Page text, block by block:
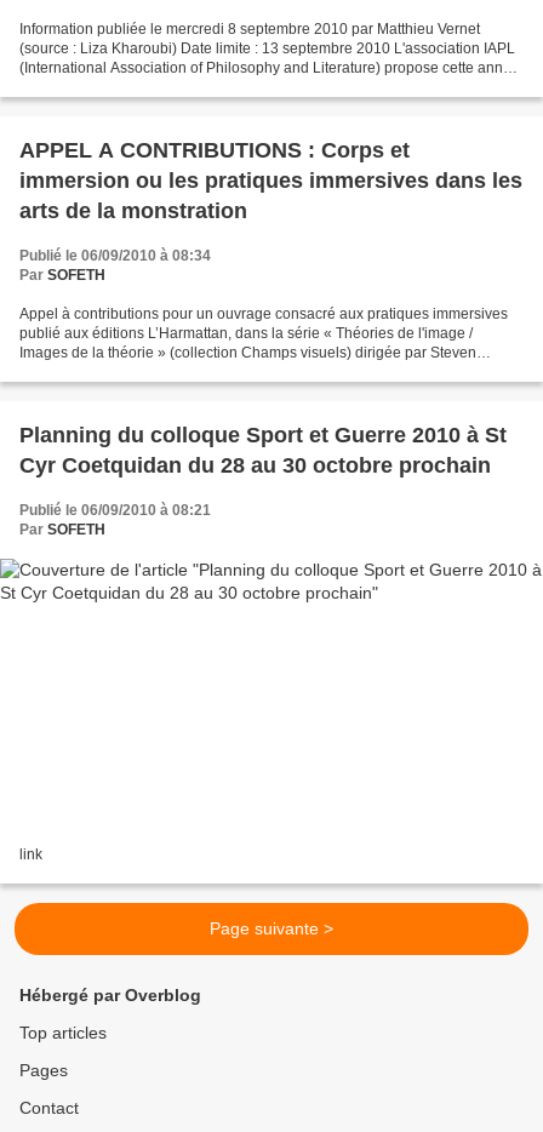
Information publiée le mercredi 8 septembre 2010 par Matthieu Vernet
(source : Liza Kharoubi) Date limite : 13 septembre 2010 L'association IAPL
(International Association of Philosophy and Literature) propose cette année
APPEL A CONTRIBUTIONS : Corps et
immersion ou les pratiques immersives dans les
arts de la monstration
Publié le 06/09/2010 à 08:34
Par SOFETH
Appel à contributions pour un ouvrage consacré aux pratiques immersives
publié aux éditions L’Harmattan, dans la série « Théories de l'image /
Images de la théorie » (collection Champs visuels) dirigée par Steven
Planning du colloque Sport et Guerre 2010 à St
Cyr Coetquidan du 28 au 30 octobre prochain
Publié le 06/09/2010 à 08:21
Par SOFETH
link
Page suivante >
Hébergé par Overblog
Top articles
Pages
Contact